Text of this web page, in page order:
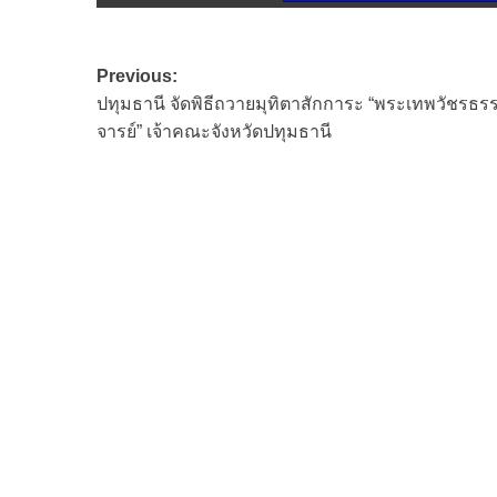
Post
navigation
Previous:
ปทุมธานี จัดพิธีถวายมุทิตาสักการะ “พระเทพวัชรธร
จารย์” เจ้าคณะจังหวัดปทุมธานี